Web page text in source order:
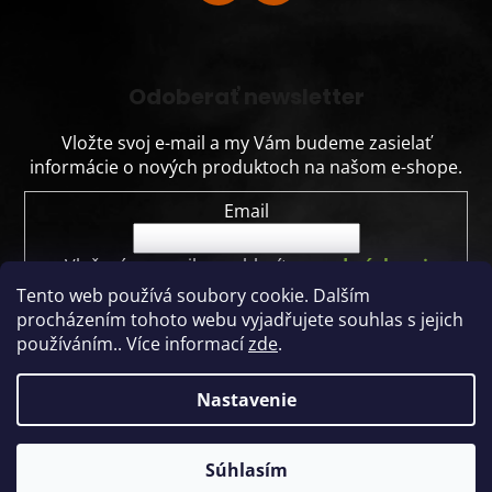
Tento web používá soubory cookie. Dalším
procházením tohoto webu vyjadřujete souhlas s jejich
používáním.. Více informacízde.
Nastavenie
Súhlasím
Dodávame nielen automaty, ale aj kompletné vendingové
Odoberať newsletter
Vložte svoj e-mail a my Vám budeme zasielať
informácie o nových produktoch na našom e-shope.
Email
Vložením e-mailu souhlasíte s
podmínkami
ochrany osobních údajů
PRIHLÁSIŤ SA